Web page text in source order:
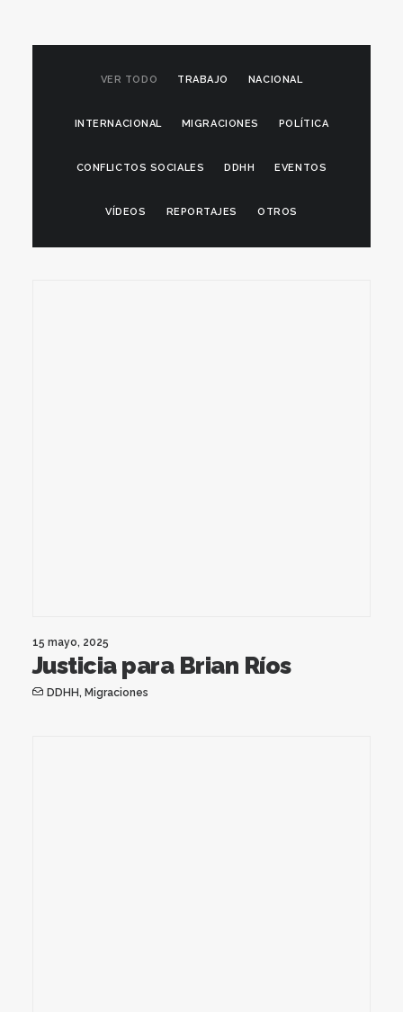
VER TODO TRABAJO NACIONAL
INTERNACIONAL MIGRACIONES POLÍTICA
CONFLICTOS SOCIALES DDHH EVENTOS
VÍDEOS REPORTAJES OTROS
15 mayo, 2025
Justicia para Brian Ríos
DDHH, Migraciones